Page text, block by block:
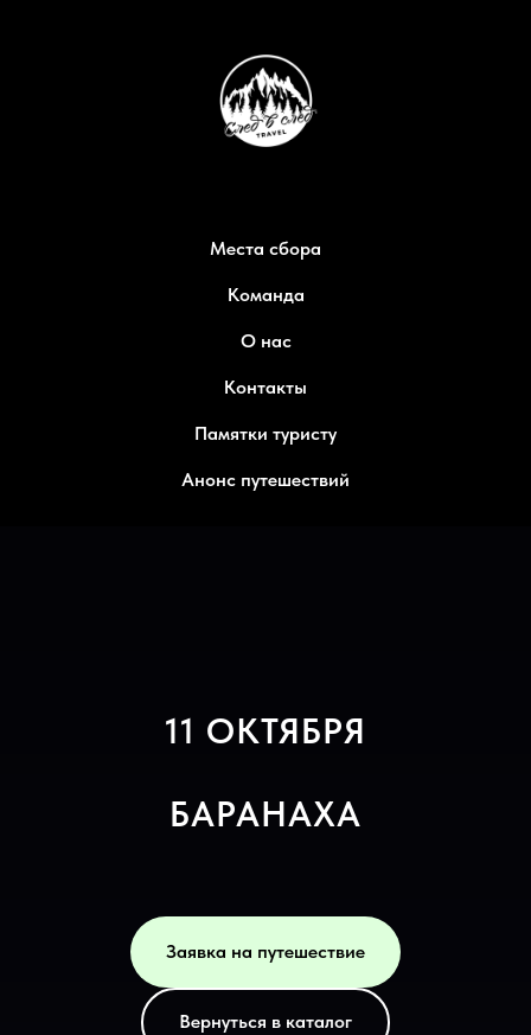
Места сбора
Команда
О нас
Контакты
Памятки туристу
Анонс путешествий
11 ОКТЯБРЯ
БАРАНАХА
Заявка на путешествие
Вернуться в каталог